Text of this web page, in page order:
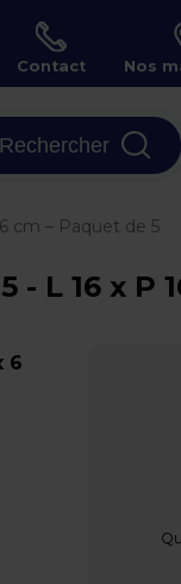
Contact Nos
Rechercher
cm – Paquet de 5
L 16 x P
6